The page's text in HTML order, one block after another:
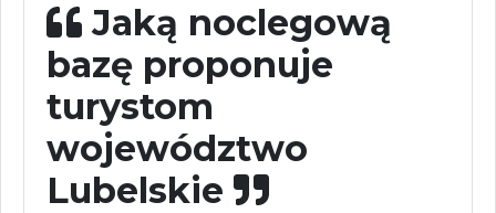
Jaką noclegową
bazę proponuje
turystom
województwo
Lubelskie